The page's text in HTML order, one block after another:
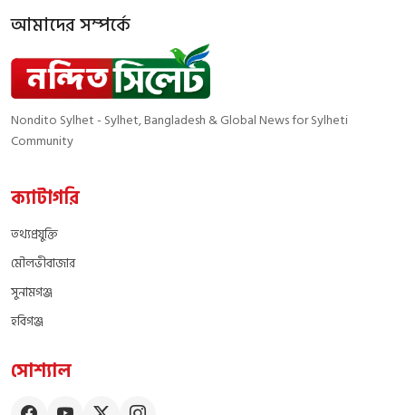
আমাদের সম্পর্কে
Nondito Sylhet - Sylhet, Bangladesh & Global News for Sylheti
Community
ক্যাটাগরি
তথ্যপ্রযুক্তি
মৌলভীবাজার
সুনামগঞ্জ
হবিগঞ্জ
সোশ্যাল